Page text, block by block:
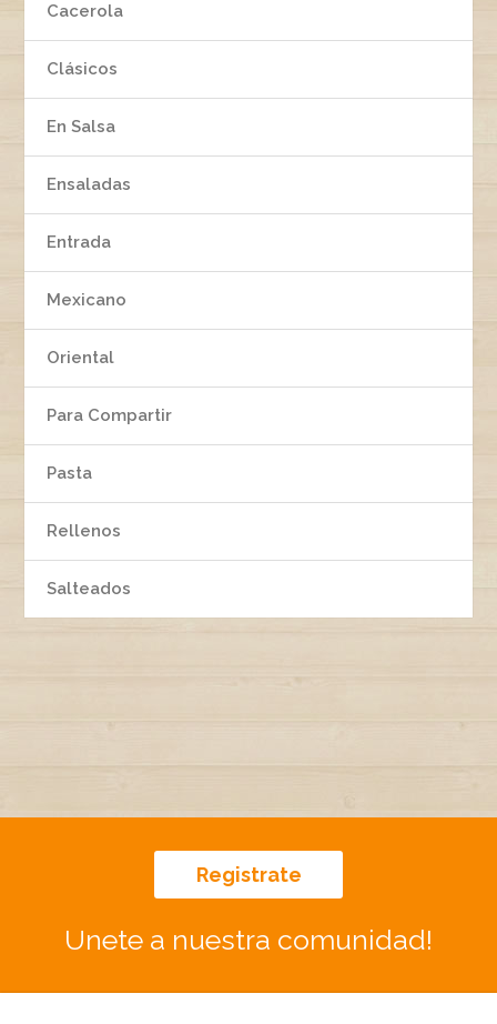
Cacerola
Clásicos
En Salsa
Ensaladas
Entrada
Mexicano
Oriental
Para Compartir
Pasta
Rellenos
Salteados
Registrate
Unete a nuestra comunidad!